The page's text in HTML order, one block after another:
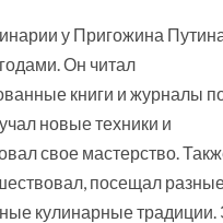
у Пригожина
Он читал
книги и журналы
новые техники и
свое мастерство.
посещал
кулинарные традиции.